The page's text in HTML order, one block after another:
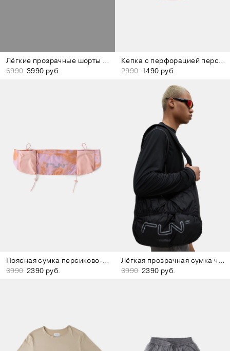
Лёгкие прозрачные шорты коричневые
6990 3990 руб.
Кепка с перфорацией персиково-розовая
2990 1490 руб.
Поясная сумка персиково-розовая
3990 2390 руб.
Лёгкая прозрачная сумка чёрная
3990 2390 руб.